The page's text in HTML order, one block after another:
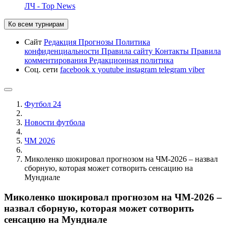
ЛЧ - Top News
Ко всем турнирам
Сайт Редакция Прогнозы Политика
конфиденциальности Правила сайту Контакты Правила
комментирования Редакционная политика
Соц. сети facebook x youtube instagram telegram viber
Футбол 24
Новости футбола
ЧМ 2026
Миколенко шокировал прогнозом на ЧМ-2026 – назвал
сборную, которая может сотворить сенсацию на
Мундиале
Миколенко шокировал прогнозом на ЧМ-2026 –
назвал сборную, которая может сотворить
сенсацию на Мундиале